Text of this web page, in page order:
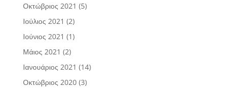
Οκτώβριος 2021 (5)
Ιούλιος 2021 (2)
Ιούνιος 2021 (1)
Μάιος 2021 (2)
Ιανουάριος 2021 (14)
Οκτώβριος 2020(3)